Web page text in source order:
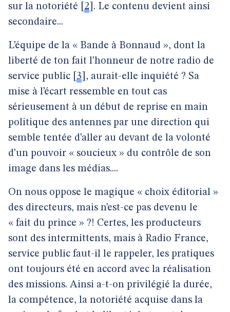
sur la notoriété
2 . Le contenu devient ainsi
secondaire...
L’équipe de la « Bande à Bonnaud », dont la
liberté de ton fait l’honneur de notre radio de
service public 3 , aurait-elle inquiété ? Sa
mise à l’écart ressemble en tout cas
sérieusement à un début de reprise en main
politique des antennes par une direction qui
semble tentée d’aller au devant de la volonté
d’un pouvoir « soucieux » du contrôle de son
image dans les médias....
On nous oppose le magique « choix éditorial »
des directeurs, mais n’est-ce pas devenu le
« fait du prince » ?! Certes, les producteurs
sont des intermittents, mais à Radio France,
service public faut-il le rappeler, les pratiques
ont toujours été en accord avec la réalisation
des missions. Ainsi a-t-on privilégié la durée,
la compétence, la notoriété acquise dans la